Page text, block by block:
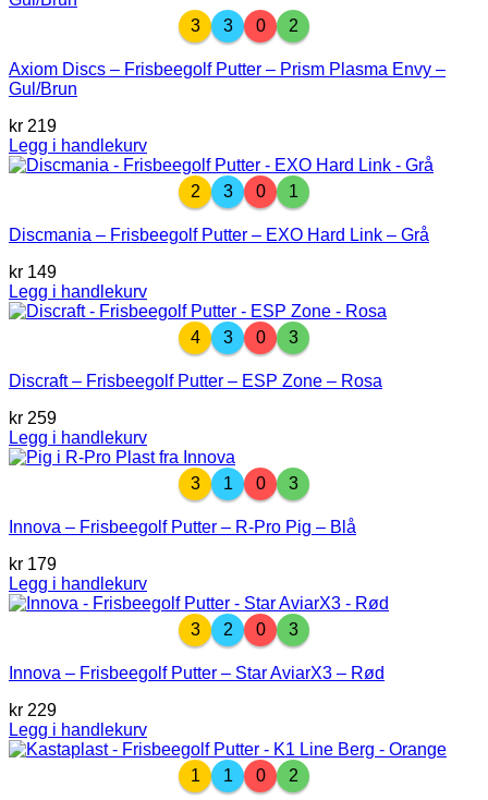
3 3 0 2
Axiom Discs – Frisbeegolf Putter – Prism Plasma Envy –
Gul/Brun
kr 219
Legg i handlekurv
2 3 0 1
Discmania – Frisbeegolf Putter – EXO Hard Link – Grå
kr 149
Legg i handlekurv
4 3 0 3
Discraft – Frisbeegolf Putter – ESP Zone – Rosa
kr 259
Legg i handlekurv
3 1 0 3
Innova – Frisbeegolf Putter – R-Pro Pig – Blå
kr 179
Legg i handlekurv
3 2 0 3
Innova – Frisbeegolf Putter – Star AviarX3 – Rød
kr 229
Legg i handlekurv
1 1 0 2